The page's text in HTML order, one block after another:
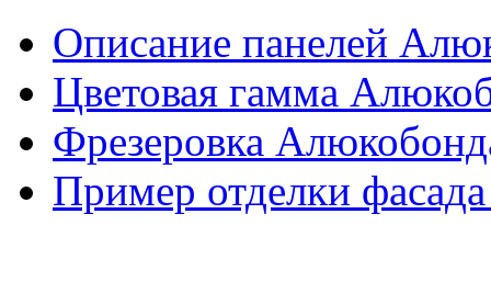
Описание панелей
Цветовая гамма
Фрезеровка
Пример отделки